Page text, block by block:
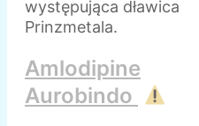
występująca dławica
Prinzmetala.
Amlodipine
Aurobindo